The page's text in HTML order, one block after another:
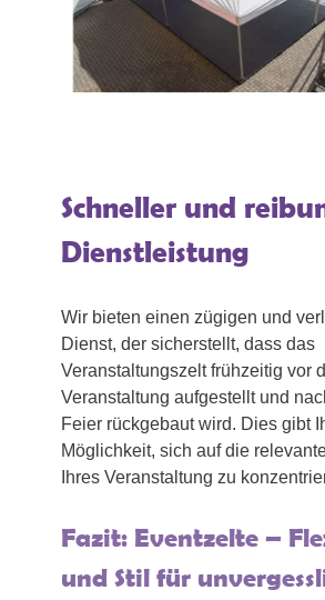
Schneller und
Dienstleistung
Wir bieten einen zügigen und
Dienst, der sicherstellt, dass das
Veranstaltungszelt frühzeitig vor
Veranstaltung aufgestellt und
Feier rückgebaut wird. Dies gibt
Möglichkeit, sich auf die
Ihres Veranstaltung zu
Fazit: Eventzelte –
und Stil für